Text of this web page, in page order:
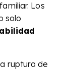
Los
solo
ruptura de